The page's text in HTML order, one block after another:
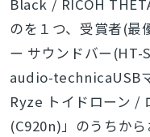
Black / RICOH
のを１つ、受賞者(最
ー サウンドバー
audio-technicaUSB
Ryze トイドローン /
(C920n)」のうちか